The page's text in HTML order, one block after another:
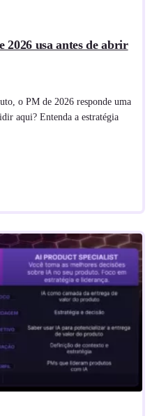
2026 usa antes de abrir
o PM de 2026 responde uma
aqui? Entenda a estratégia